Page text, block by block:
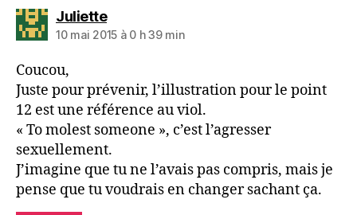
Juliettedit :
10 mai 2015 à 0 h 39 min
Coucou,
Juste pour prévenir, l’illustration pour le point
12 est une référence au viol.
« To molest someone », c’est l’agresser
sexuellement.
J’imagine que tu ne l’avais pas compris, mais je
pense que tu voudrais en changer sachant ça.